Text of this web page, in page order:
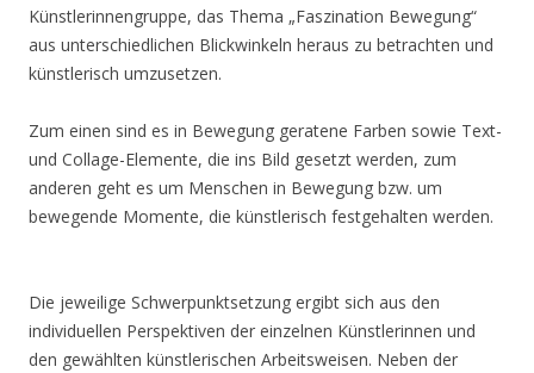
Künstlerinnengruppe, das Thema „Faszination Bewegung“
aus unterschiedlichen Blickwinkeln heraus zu betrachten und
künstlerisch umzusetzen.
Zum einen sind es in Bewegung geratene Farben sowie Text-
und Collage-Elemente, die ins Bild gesetzt werden, zum
anderen geht es um Menschen in Bewegung bzw. um
bewegende Momente, die künstlerisch festgehalten werden.
Die jeweilige Schwerpunktsetzung ergibt sich aus den
individuellen Perspektiven der einzelnen Künstlerinnen und
den gewählten künstlerischen Arbeitsweisen. Neben der